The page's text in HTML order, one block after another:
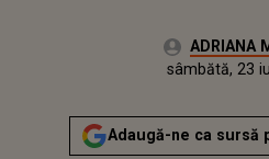
Autor:ADRIANA
Actualizat:
sâmbătă, 23
Adaugă-ne ca sursă